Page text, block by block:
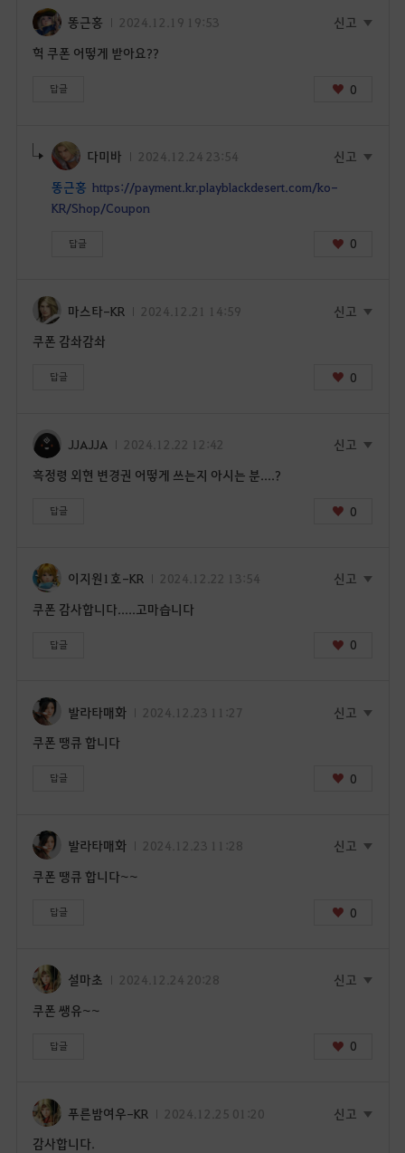
똥근홍 2024.12.19 19:53
신고
헉 쿠폰 어떻게 받아요??
답글 0
다미바 2024.12.24 23:54
신고
똥근홍 https://payment.kr.playblackdesert.com/ko-
KR/Shop/Coupon
답글 0
마스타-KR 2024.12.21 14:59
신고
쿠폰 감솨감솨
답글 0
JJAJJA 2024.12.22 12:42
신고
흑정령 외현 변경권 어떻게 쓰는지 아시는 분....?
답글 0
이지원1호-KR 2024.12.22 13:54
신고
쿠폰 감사합니다.....고마습니다
답글 0
발라타매화 2024.12.23 11:27
신고
쿠폰 땡큐 합니다
답글 0
발라타매화 2024.12.23 11:28
신고
쿠폰 땡큐 합니다~~
답글 0
설마초 2024.12.24 20:28
신고
쿠폰 쌩유~~
답글 0
푸른밤여우-KR 2024.12.25 01:20
신고
감사합니다.